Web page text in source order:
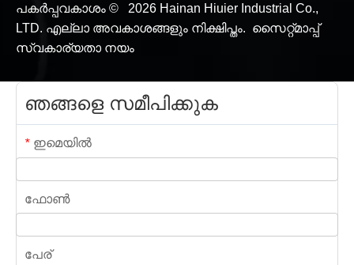
പകർപ്പവകാശം © 2026 Hainan Hiuier Industrial Co.,
LTD. എല്ലാ അവകാശങ്ങളും നിക്ഷിപ്തം. സൈറ്റ്മാപ്പ്
സ്വകാര്യതാ നയം
ഞങ്ങളെ സമീപിക്കുക
* ഇമെയിൽ
ഫോൺ
പേര്